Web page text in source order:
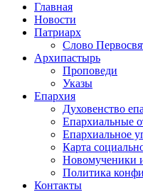
Главная
Новости
Патриарх
Слово
Архипастырь
Проповеди
Указы
Епархия
Духовенство
Епархиальные
Епархиальное
Карта
Новомученики
Политика
Контакты